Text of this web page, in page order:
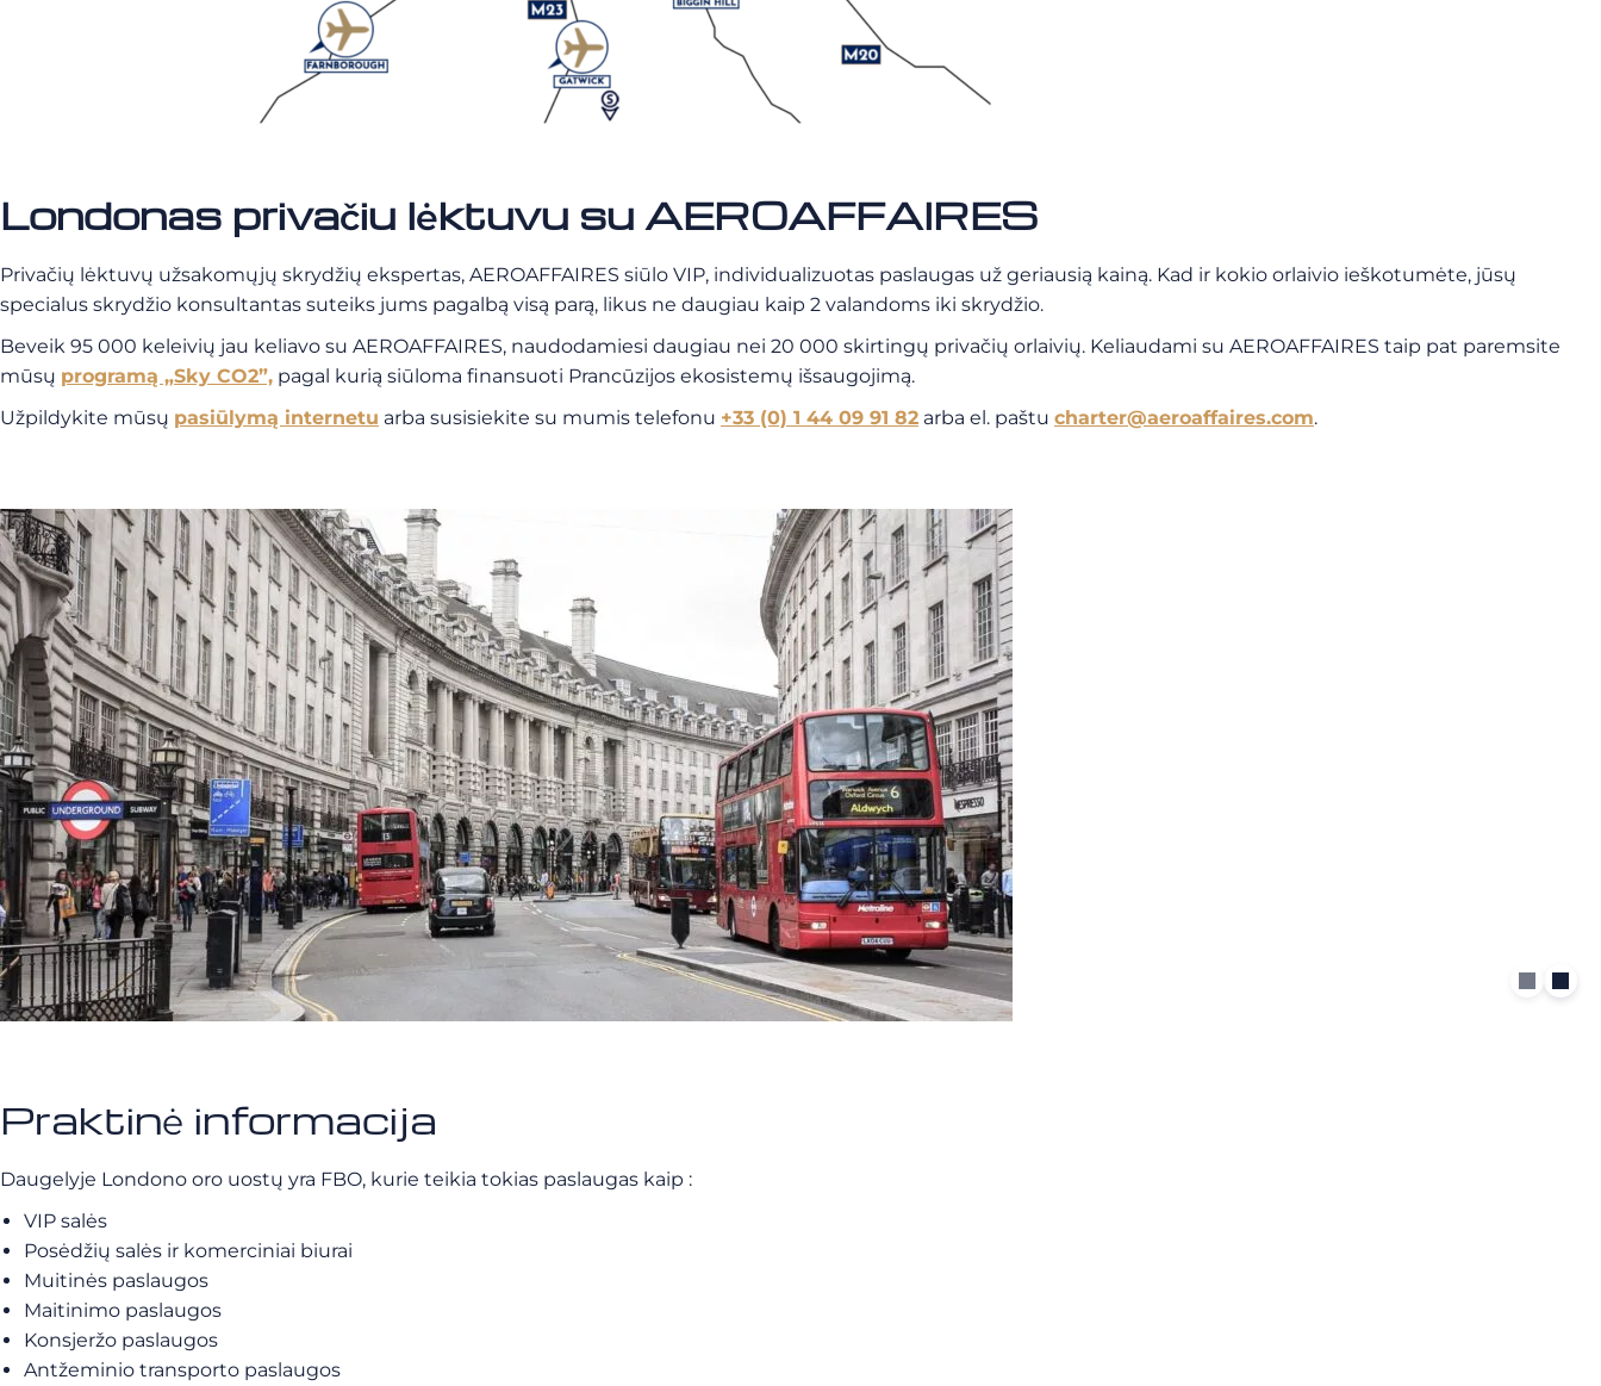
Londonas privačiu lėktuvu su AEROAFFAIRES
Privačių lėktuvų užsakomųjų skrydžių ekspertas, AEROAFFAIRES siūlo VIP, individualizuotas paslaugas už geriausią kainą. Kad ir kokio orlaivio ieškotumėte, jūsų
specialus skrydžio konsultantas suteiks jums pagalbą visą parą, likus ne daugiau kaip 2 valandoms iki skrydžio.
Beveik 95 000 keleivių jau keliavo su AEROAFFAIRES, naudodamiesi daugiau nei 20 000 skirtingų privačių orlaivių. Keliaudami su AEROAFFAIRES taip pat paremsite
mūsų programą „Sky CO2”, pagal kurią siūloma finansuoti Prancūzijos ekosistemų išsaugojimą.
Užpildykite mūsų pasiūlymą internetu arba susisiekite su mumis telefonu +33 (0) 1 44 09 91 82 arba el. paštu charter@aeroaffaires.com.
Praktinė informacija
Daugelyje Londono oro uostų yra FBO, kurie teikia tokias paslaugas kaip :
VIP salės
Posėdžių salės ir komerciniai biurai
Muitinės paslaugos
Maitinimo paslaugos
Konsjeržo paslaugos
Antžeminio transporto paslaugos